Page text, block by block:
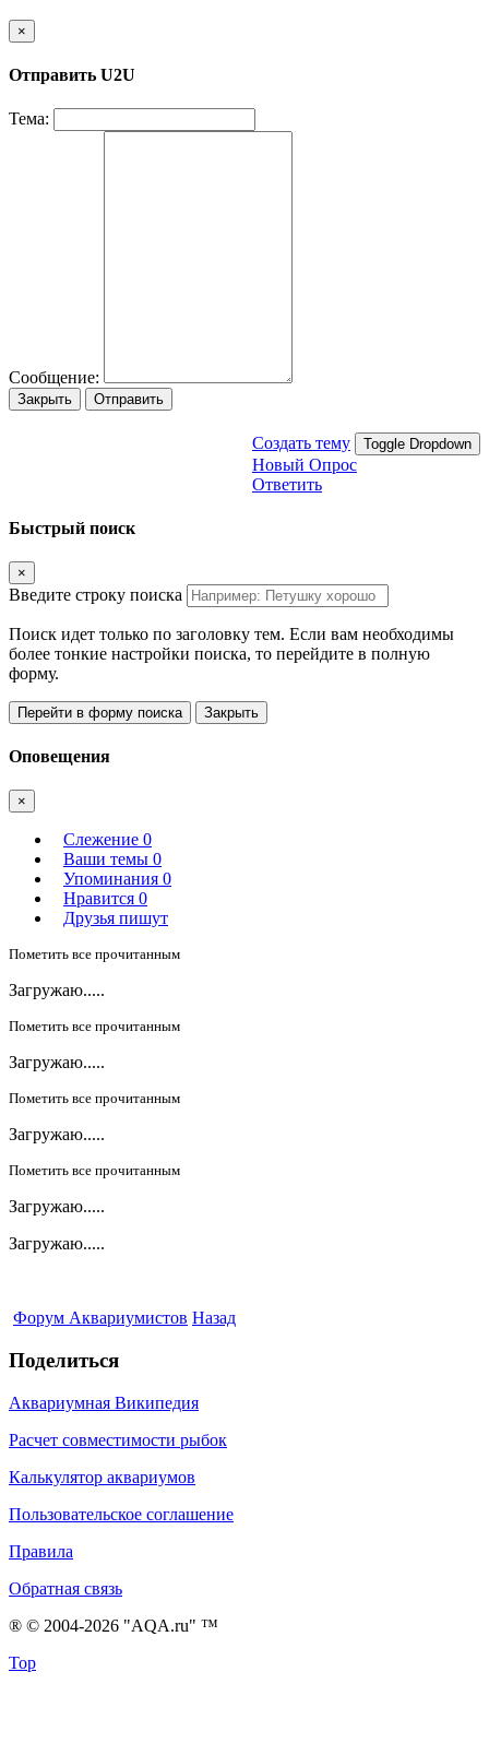
×
Отправить U2U
Тема:
Сообщение:
Закрыть Отправить
Создать тему Toggle Dropdown
Новый Опрос
Ответить
Быстрый поиск
×
Введите строку поиска
Поиск идет только по заголовку тем. Если вам необходимы
более тонкие настройки поиска, то перейдите в полную
форму.
Перейти в форму поиска Закрыть
Оповещения
×
Слежение 0
Ваши темы 0
Упоминания 0
Нравится 0
Друзья пишут
Пометить все прочитанным
Загружаю.....
Пометить все прочитанным
Загружаю.....
Пометить все прочитанным
Загружаю.....
Пометить все прочитанным
Загружаю.....
Загружаю.....
Форум Аквариумистов Назад
Поделиться
Аквариумная Википедия
Расчет совместимости рыбок
Калькулятор аквариумов
Пользовательское соглашение
Правила
Обратная связь
® © 2004-2026 "AQA.ru" ™
Top